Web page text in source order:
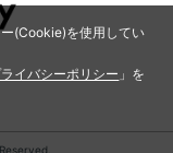
(Cookie)を使用してい
イバシーポリシー 」を